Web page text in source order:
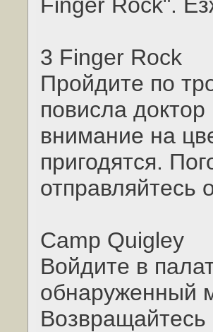
3 Finger Rock
Пройдите по
повисла
внимание на
пригодятся.
отправляйтесь
Camp Quigley
Войдите в
обнаруженный
Возвращайтесь